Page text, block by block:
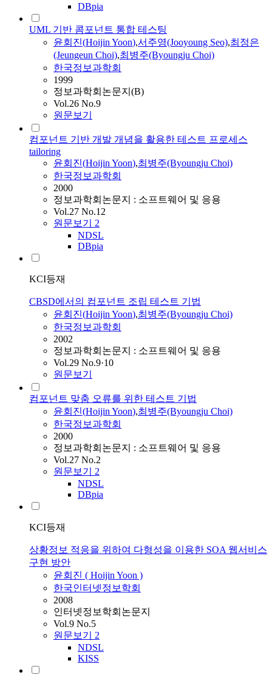
DBpia
UML 기반 콤포넌트 통합 테스팅
윤회진(HoijinYoon),서주영(Jooyoung Seo),최정은
(Jeungeun Choi),최병주(Byoungju Choi)
한국정보과학회
1999
정보과학회논문지(B)
Vol.26 No.9
원문보기
컴포넌트 기반 개발 개념을 활용한 테스트 프로세스
tailoring
윤회진(HoijinYoon),최병주(Byoungju Choi)
한국정보과학회
2000
정보과학회논문지 : 소프트웨어 및 응용
Vol.27 No.12
원문보기 2
NDSL
DBpia
KCI등재
CBSD에서의 컴포넌트 조립 테스트 기법
윤회진(HoijinYoon),최병주(Byoungju Choi)
한국정보과학회
2002
정보과학회논문지 : 소프트웨어 및 응용
Vol.29 No.9·10
원문보기
컴포넌트 맞춤 오류를 위한 테스트 기법
윤회진(HoijinYoon),최병주(Byoungju Choi)
한국정보과학회
2000
정보과학회논문지 : 소프트웨어 및 응용
Vol.27 No.2
원문보기 2
NDSL
DBpia
KCI등재
상황정보 적응을 위하여 다형성을 이용한 SOA 웹서비스
구현 방안
윤회진 ( HoijinYoon )
한국인터넷정보학회
2008
인터넷정보학회논문지
Vol.9 No.5
원문보기 2
NDSL
KISS